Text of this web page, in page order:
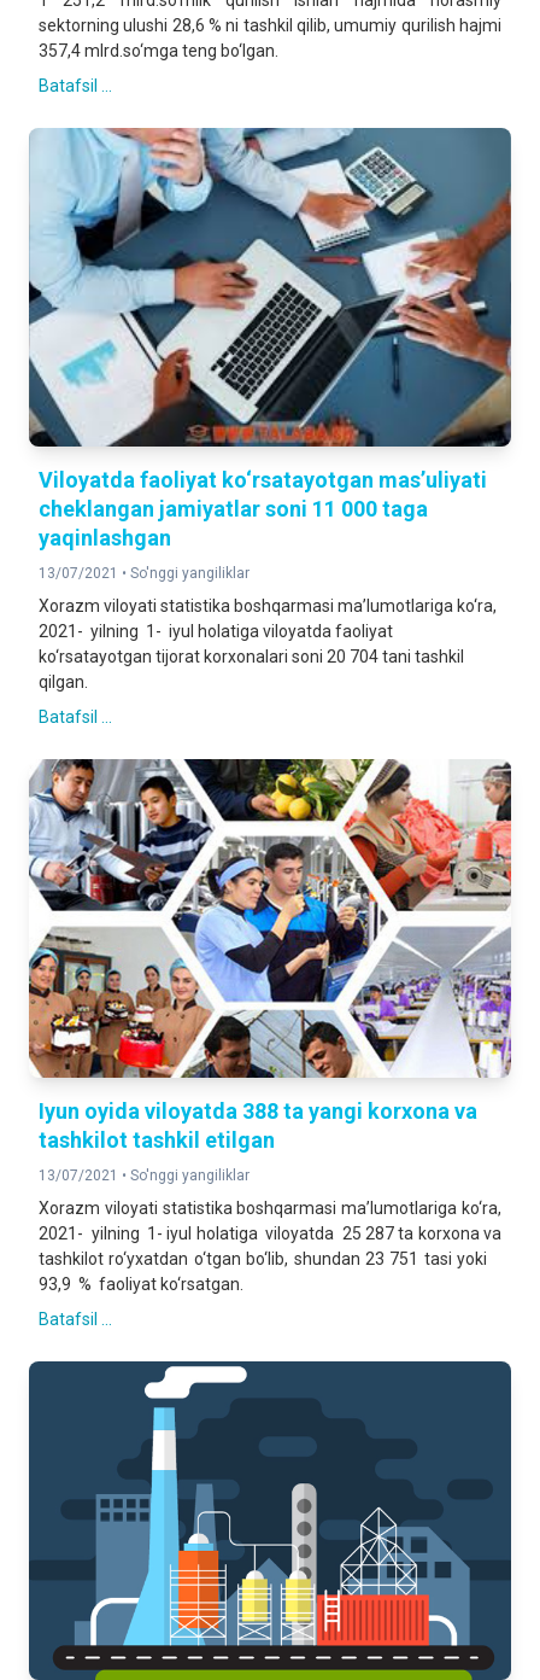
sektorning ulushi 28,6 % ni tashkil qilib, umumiy qurilish hajmi
357,4 mlrd.so‘mga teng bo‘lgan.
Batafsil ...
Viloyatda faoliyat ko‘rsatayotgan mas’uliyati
cheklangan jamiyatlar soni 11 000 taga
yaqinlashgan
13/07/2021 • So'nggi yangiliklar
Xorazm viloyati statistika boshqarmasi ma’lumotlariga ko‘ra,
2021- yilning 1- iyul holatiga viloyatda faoliyat
ko‘rsatayotgan tijorat korxonalari soni 20 704 tani tashkil
qilgan.
Batafsil ...
Iyun oyida viloyatda 388 ta yangi korxona va
tashkilot tashkil etilgan
13/07/2021 • So'nggi yangiliklar
Xorazm viloyati statistika boshqarmasi ma’lumotlariga ko‘ra,
2021- yilning 1- iyul holatiga viloyatda 25 287 ta korxona va
tashkilot ro‘yxatdan o‘tgan bo‘lib, shundan 23 751 tasi yoki
93,9 % faoliyat ko‘rsatgan.
Batafsil ...